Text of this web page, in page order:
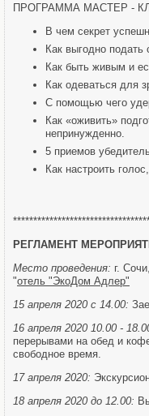
ПРОГРАММА МАСТЕР -
В чем секрет
Как выгодно подать
Как быть живым и
Как одеваться для
С помощью чего
Как «оживить»
непринужденно.
5 приемов
Как настроить
РЕГЛАМЕНТ
Место проведения: г.
"отель "ЭкоДом Адлер"
15 апреля 2020 с 14.00:
16 апреля 2020 10.00 -
перерывами на обед и
свободное время.
17 апреля 2020:
18 апреля 2020 до 12.00: